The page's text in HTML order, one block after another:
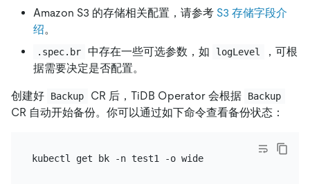
Amazon S3 的存储相关配置，请参考 S3 存储字段介
绍。
.spec.br 中存在一些可选参数，如 logLevel
，可根
据需要决定是否配置。
创建好 Backup CR 后，TiDB Operator 会根据 Backup
CR 自动开始备份。你可以通过如下命令查看备份状态：
kubectl get bk -n test1 -o wide